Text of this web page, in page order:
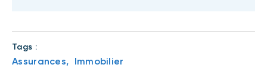
Tags :
Assurances, Immobilier